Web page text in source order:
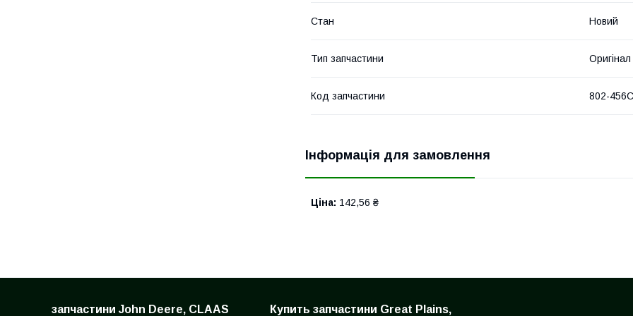
Стан Новий
Тип запчастини Оригінал
Код запчастини 802-456C
Інформація для замовлення
Ціна: 142,56 ₴
запчастини John Deere, CLAAS Купить запчастини Great Plains,